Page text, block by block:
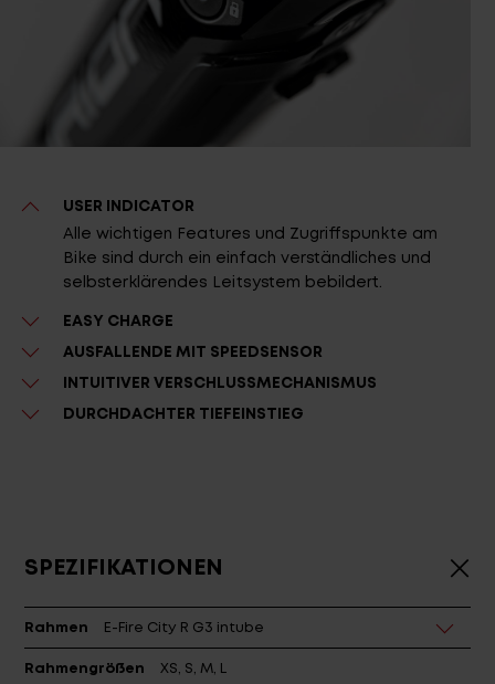
USER INDICATOR
Alle wichtigen Features und Zugriffspunkte am
Bike sind durch ein einfach verständliches und
selbsterklärendes Leitsystem bebildert.
EASY CHARGE
AUSFALLENDE MIT SPEEDSENSOR
INTUITIVER VERSCHLUSSMECHANISMUS
DURCHDACHTER TIEFEINSTIEG
SPEZIFIKATIONEN
Rahmen E-Fire City R G3 intube
Rahmengrößen XS, S, M, L